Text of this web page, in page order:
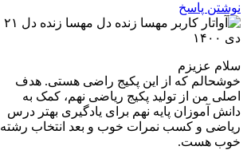
نوشتن پاسخ
مهسا زنده دل ۲۱
دی ۱۴۰۰
سلام عزیزم
خوشحالم که از این پکیج راضی هستی. هدف
اصلی من از تولید پکیج ریاضی نهم، کمک به
دانش آموزان پایه نهم برای یادگیری بهتر درس
ریاضی و کسب نمرات خوب و بعد انتخاب رشته
خوب هست.